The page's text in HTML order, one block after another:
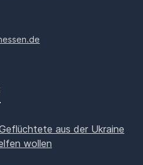
aus der Ukraine
wollen